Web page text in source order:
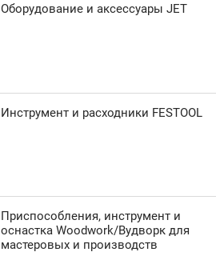
Оборудование и аксессуары JET
Инструмент и расходники FESTOOL
Приспособления, инструмент и
оснастка Woodwork/Вудворк для
мастеровых и производств